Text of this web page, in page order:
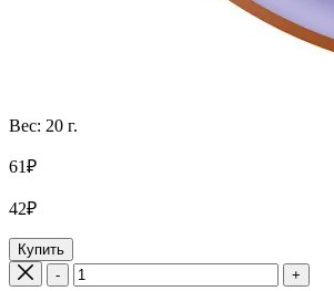
Вес: 20 г.
61₽
42₽
Купить
-
+